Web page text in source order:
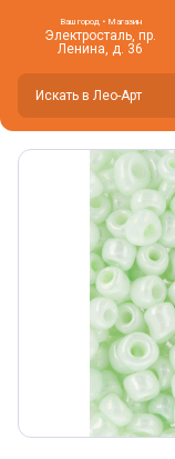
Ваш город • Магазин
Электросталь, пр.
Ленина, д. 36
Фото товара